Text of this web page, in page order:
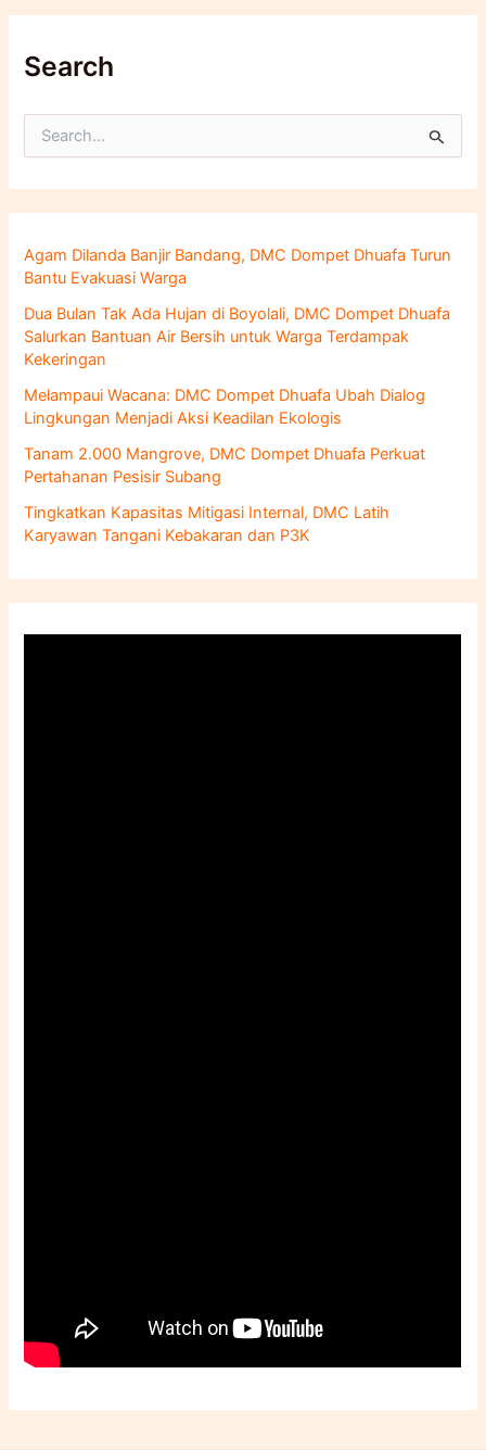
Search
a
t
u
k
:
Agam Dilanda Banjir Bandang, DMC Dompet Dhuafa Turun
Bantu Evakuasi Warga
Dua Bulan Tak Ada Hujan di Boyolali, DMC Dompet Dhuafa
Salurkan Bantuan Air Bersih untuk Warga Terdampak
Kekeringan
Melampaui Wacana: DMC Dompet Dhuafa Ubah Dialog
Lingkungan Menjadi Aksi Keadilan Ekologis
Tanam 2.000 Mangrove, DMC Dompet Dhuafa Perkuat
Pertahanan Pesisir Subang
Tingkatkan Kapasitas Mitigasi Internal, DMC Latih
Karyawan Tangani Kebakaran dan P3K